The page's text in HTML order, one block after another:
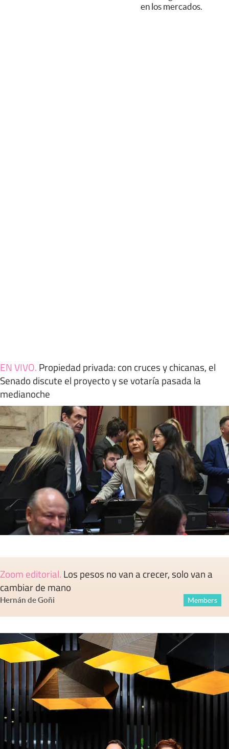
en los mercados.
EN VIVO. Propiedad privada: con cruces y chicanas, el
Senado discute el proyecto y se votaría pasada la
medianoche
Zoom editorial. Los pesos no van a crecer, solo van a
cambiar de mano
Hernán de Goñi Members